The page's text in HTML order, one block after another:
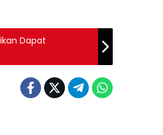
Dapat